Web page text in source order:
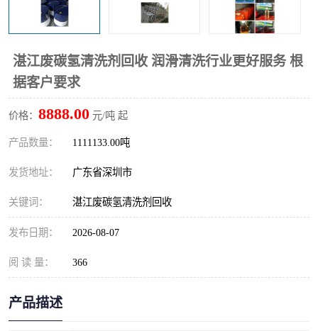
湛江废碳氢清洗剂回收 润滑清洗行业更好服务 根
据客户要求
价格： 8888.00 元/吨 起
产品数量： 1111133.00吨
发货地址： 广东省深圳市
关键词： 湛江废碳氢清洗剂回收
发布日期： 2026-08-07
阅 读 量： 366
产品描述